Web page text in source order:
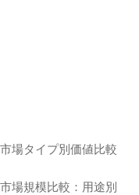
場タイプ別価値比較
場規模比較：用途別